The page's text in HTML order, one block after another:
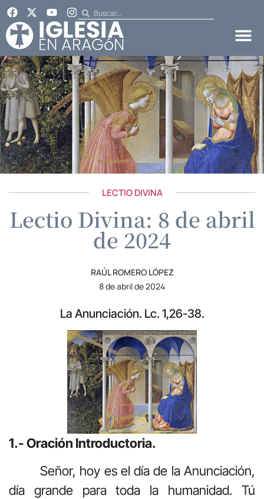
LECTIO DIVINA
Lectio Divina: 8 de abril
de 2024
RAÚL ROMERO LÓPEZ
8 de abril de 2024
La Anunciación. Lc. 1,26-38.
1.- Oración Introductoria.
Señor, hoy es el día de la Anunciación,
día grande para toda la humanidad. Tú